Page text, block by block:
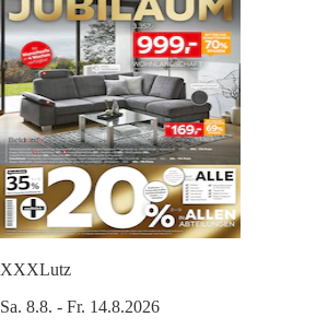
XXXLutz
Sa. 8.8. - Fr. 14.8.2026